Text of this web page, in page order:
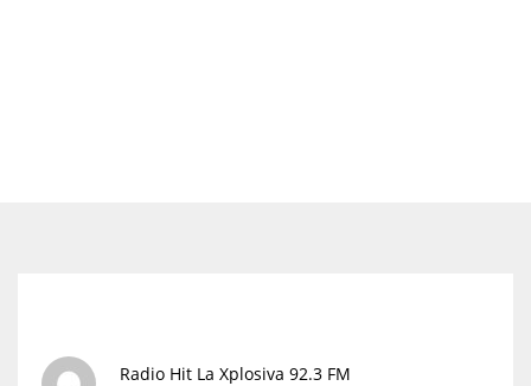
Radio Hit La Xplosiva 92.3 FM